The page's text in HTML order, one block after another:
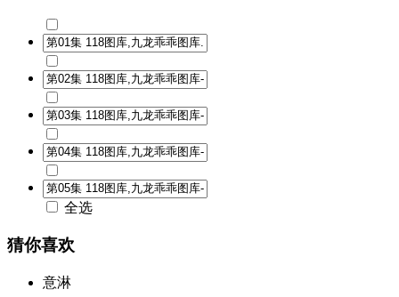
全选
猜你喜欢
意淋